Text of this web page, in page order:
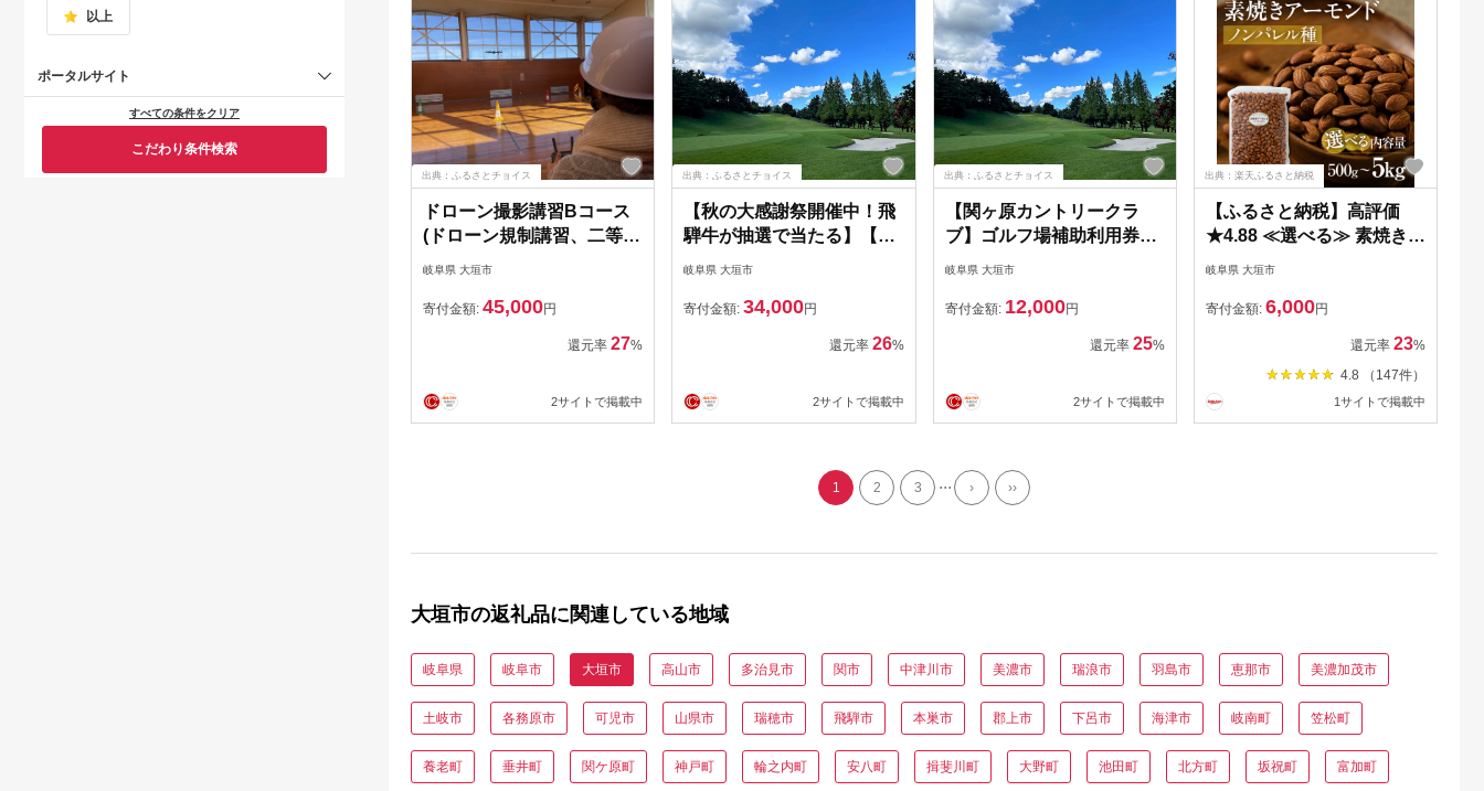
以上
ポータルサイト
すべての条件をクリア
こだわり条件検索
出典：ふるさとチョイス
ドローン撮影講習Bコース
(ドローン規制講習、二等無
人航空機操縦士取得)クーポ
岐阜県 大垣市
寄付金額: 45,000円
還元率27%
2サイトで掲載中
出典：ふるさとチョイス
【秋の大感謝祭開催中！飛
騨牛が抽選で当たる】【関
ヶ原カントリークラブ】ゴ
岐阜県 大垣市
寄付金額:34,000円
還元率 26%
2サイトで掲載中
出典：ふるさとチョイス
【関ヶ原カントリークラ
ブ】ゴルフ場補助利用券
3000円分
岐阜県 大垣市
寄付金額: 12,000円
還元率 25%
2サイトで掲載中
出典：楽天ふるさと納税
【ふるさと納税】高評価
★4.88 ≪選べる≫ 素焼き
アーモンド 500g 1kg 2kg
ンパレル種 ロースト 焙煎
無塩 食塩不使用 食用油不
使用 ナッツ 防災 常備 おつ
まみ 常温 人気 ポスト ネコ
ポス 6000円 6千円 稲葉商
店 ナッツ＆ビーンズ 岐阜
岐阜県 大垣市
寄付金額: 6,000円
還元率 23%
4.8 （147件）
1サイトで掲載中
1 2 3 ... › ››
大垣市の返礼品に関連している地域
岐阜県 岐阜市 大垣市 高山市 多治見市 関市 中津川市 美濃市 瑞浪市 羽島市 恵那市 美濃加茂市
土岐市 各務原市 可児市 山県市 瑞穂市 飛騨市 本巣市 郡上市 下呂市 海津市 岐南町 笠松町
養老町 垂井町 関ケ原町 神戸町 輪之内町 安八町 揖斐川町 大野町 池田町 北方町 坂祝町 富加町